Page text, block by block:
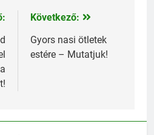
Következő:
Gyors nasi ötletek
estére – Mutatjuk!